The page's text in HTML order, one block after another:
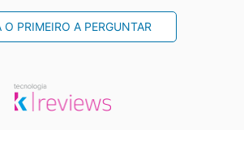
O PRIMEIRO A PERGUNTAR